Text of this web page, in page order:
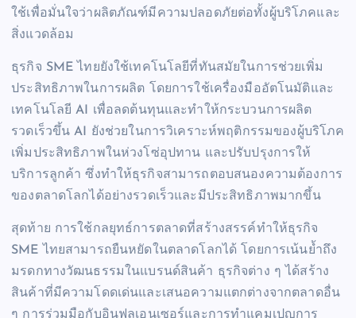
ใช้เพื่อมั่นใจว่าผลิตภัณฑ์มีความปลอดภัยต่อทั้งผู้บริโภคและ
สิ่งแวดล้อม
ธุรกิจ SME ไทยยังใช้เทคโนโลยีที่ทันสมัยในการช่วยเพิ่ม
ประสิทธิภาพในการผลิต โดยการใช้เครื่องมืออัตโนมัติและ
เทคโนโลยี AI เพื่อลดต้นทุนและทำให้กระบวนการผลิต
รวดเร็วขึ้น AI ยังช่วยในการวิเคราะห์พฤติกรรมของผู้บริโภค
เพิ่มประสิทธิภาพในห่วงโซ่อุปทาน และปรับปรุงการให้
บริการลูกค้า ซึ่งทำให้ธุรกิจสามารถตอบสนองความต้องการ
ของตลาดโลกได้อย่างรวดเร็วและมีประสิทธิภาพมากขึ้น
สุดท้าย การใช้กลยุทธ์การตลาดที่สร้างสรรค์ทำให้ธุรกิจ
SME ไทยสามารถยืนหยัดในตลาดโลกได้ โดยการเน้นย้ำถึง
มรดกทางวัฒนธรรมในแบรนด์สินค้า ธุรกิจต่าง ๆ ได้สร้าง
สินค้าที่มีความโดดเด่นและเสนอความแตกต่างจากตลาดอื่น
ๆ การร่วมมือกับอินฟลูเอนเซอร์และการทำแคมเปญการ